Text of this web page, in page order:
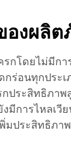
องผลิ
รกโดยไม่มี
ร่อนทุกประ
ระสิทธิภา
การไหลเ
มประสิทธิภา